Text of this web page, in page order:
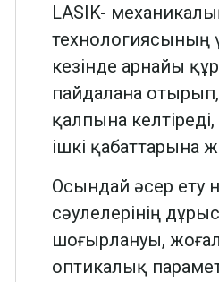
LASIK-
технологиясының
кезінде арнайы
пайдалана
қалпына
ішкі қабаттарына
Осындай әсер ету
сәулелерінің
шоғырлануы,
оптикалық